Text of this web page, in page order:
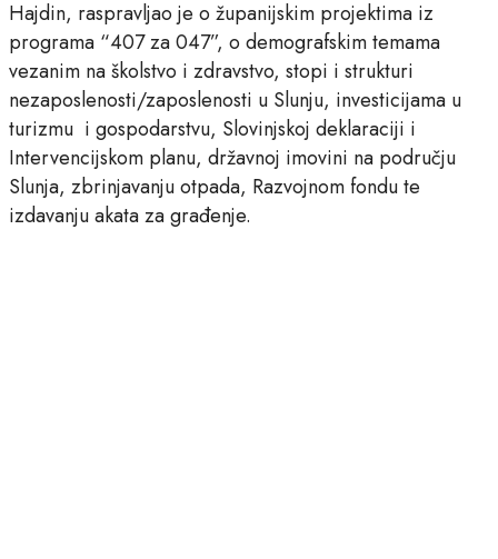
Hajdin, raspravljao je o županijskim projektima iz
programa “407 za 047”, o demografskim temama
vezanim na školstvo i zdravstvo, stopi i strukturi
nezaposlenosti/zaposlenosti u Slunju, investicijama u
turizmu i gospodarstvu, Slovinjskoj deklaraciji i
Intervencijskom planu, državnoj imovini na području
Slunja, zbrinjavanju otpada, Razvojnom fondu te
izdavanju akata za građenje.